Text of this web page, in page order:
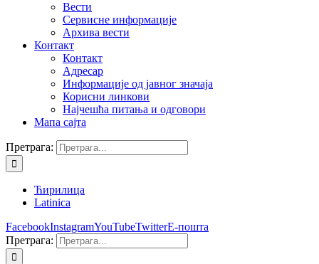
Вести
Сервисне информације
Архива вести
Контакт
Контакт
Адресар
Информације од јавног значаја
Корисни линкови
Најчешћа питања и одговори
Мапа сајта
Претрага:
Ћирилица
Latinica
FacebookInstagramYouTubeTwitterЕ-пошта
Претрага: